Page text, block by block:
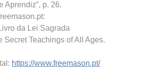
Aprendiz”, p. 26.
da Lei Sagrada
Secret Teachings of All Ages.
https://www.freemason.pt/